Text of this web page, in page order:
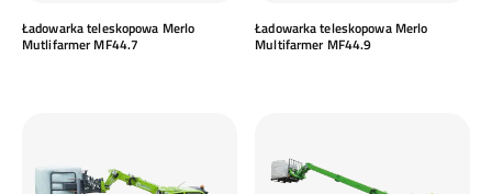
Ładowarka teleskopowa Merlo
Mutlifarmer MF44.7
Ładowarka teleskopowa Merlo
Multifarmer MF44.9